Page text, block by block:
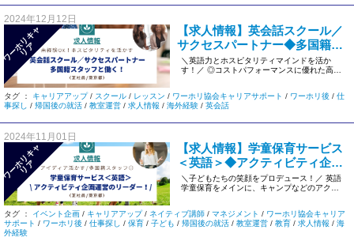
2024年12月12日
ワ
ー
ホ
リ
キ
ャ
リ
ア
【求人情報】英会話スクール／
サクセスパートナー◆多国籍ス
タッフと働く！◆未経験OK＜東
京/正社員＞#Oneko-2
＼英語力とホスピタリティマインドを活か
す！／ ◎コストパフォーマンスに優れた高品
タグ ： キャリアアップ/ スクール / レッスン / ワーホリ協会キャリアサポート / ワーホリ後 / 仕
事探し / 帰国後の就活 / 教室運営 / 求人情報 / 海外経験 / 英会話
2024年11月01日
ワ
ー
ホ
リ
キ
ャ
リ
ア
【求人情報】学童保育サービス
＜英語＞◆アクティビティ企画
運営！◆事業推進リーダー＜東
京/正社員＞#1048
＼子どもたちの笑顔をプロデュース！／ 英語
学童保育をメインに、キャンプなどのアクテ
タグ ： イベント企画 / キャリアアップ/ ネイティブ講師 / マネジメント / ワーホリ協会キャリア
サポート / ワーホリ後 / 仕事探し / 保育 / 子ども / 帰国後の就活 / 教室運営 / 教育 / 求人情報 / 海
外経験